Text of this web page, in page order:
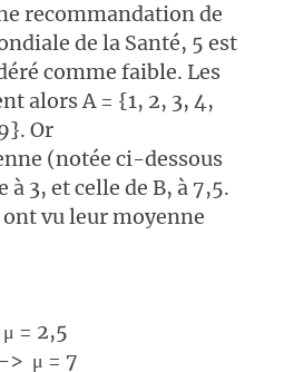
recommandation de
de la Santé, 5 est
comme faible. Les
alors A = {1, 2, 3, 4,
Or
(notée ci-dessous
à 3, et celle de B, à 7,5.
vu leur moyenne
= 2,5
> μ = 7